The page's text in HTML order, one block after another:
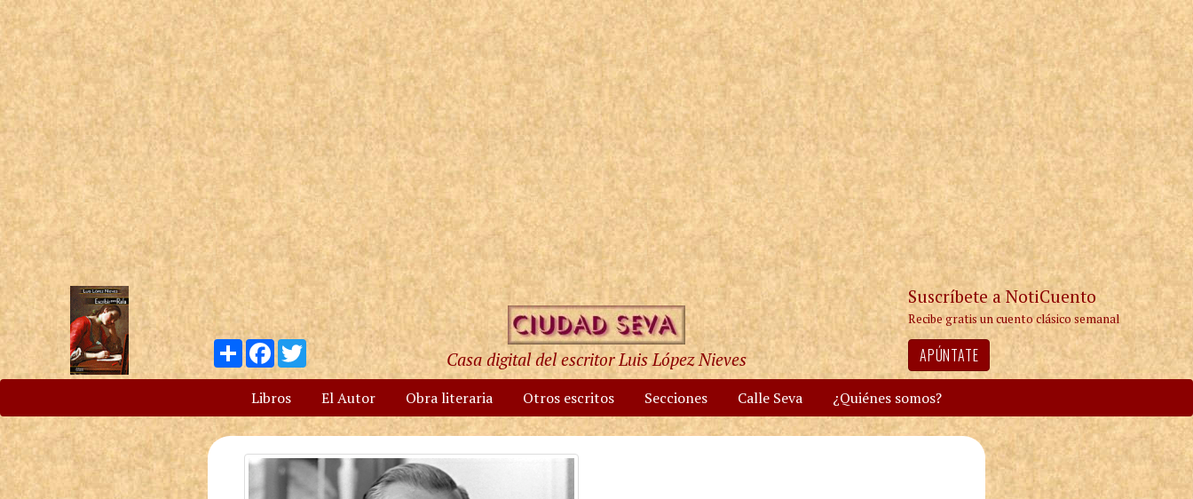
Compartir
Facebook
Twitter
Casa digital del escritor Luis López Nieves
Suscríbete a NotiCuento
Recibe gratis un cuento clásico semanal
APÚNTATE
Libros El Autor Obra literaria Otros escritos Secciones Calle Seva ¿Quiénes somos?